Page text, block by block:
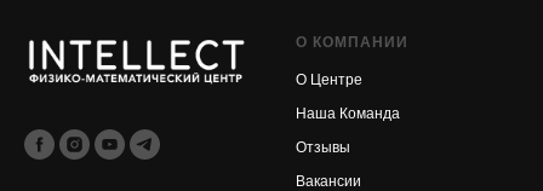
О КОМПАНИИ
О Центре
Наша Команда
Отзывы
Вакансии